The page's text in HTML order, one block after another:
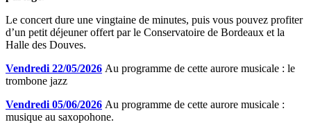
Le concert dure une vingtaine de minutes, puis vous pouvez profiter
d’un petit déjeuner offert par le Conservatoire de Bordeaux et la
Halle des Douves.
Vendredi 22/05/2026 Au programme de cette aurore musicale : le
trombone jazz
Vendredi 05/06/2026 Au programme de cette aurore musicale :
musique au saxopohone.